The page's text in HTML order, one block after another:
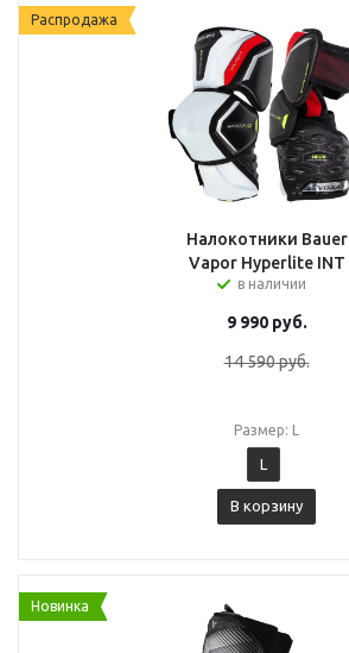
Распродажа
Налокотники Bauer
Vapor Hyperlite INT
в наличии
9 990руб.
14 590руб.
Размер: L
L
В корзину
Новинка